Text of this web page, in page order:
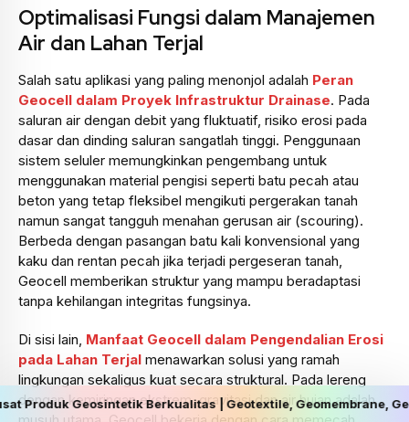
Optimalisasi Fungsi dalam Manajemen
Air dan Lahan Terjal
Salah satu aplikasi yang paling menonjol adalah Peran
Geocell dalam Proyek Infrastruktur Drainase. Pada
saluran air dengan debit yang fluktuatif, risiko erosi pada
dasar dan dinding saluran sangatlah tinggi. Penggunaan
sistem seluler memungkinkan pengembang untuk
menggunakan material pengisi seperti batu pecah atau
beton yang tetap fleksibel mengikuti pergerakan tanah
namun sangat tangguh menahan gerusan air (scouring).
Berbeda dengan pasangan batu kali konvensional yang
kaku dan rentan pecah jika terjadi pergeseran tanah,
Geocell memberikan struktur yang mampu beradaptasi
tanpa kehilangan integritas fungsinya.
Di sisi lain, Manfaat Geocell dalam Pengendalian Erosi
pada Lahan Terjal menawarkan solusi yang ramah
lingkungan sekaligus kuat secara struktural. Pada lereng
dengan kemiringan ekstrem, gravitasi dan air hujan adalah
Berkualitas | Geotextile, Geomembrane, Geobag &